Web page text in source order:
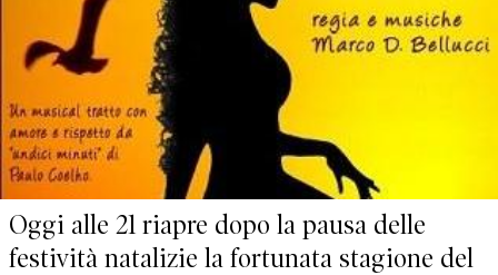
Oggi alle 21 riapre dopo la pausa delle
festività natalizie la fortunata stagione del